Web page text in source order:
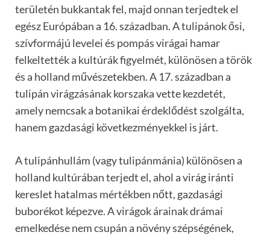
területén bukkantak fel, majd onnan terjedtek el
egész Európában a 16. században. A tulipánok ősi,
szívformájú levelei és pompás virágai hamar
felkeltették a kultúrák figyelmét, különösen a török
és a holland művészetekben. A 17. században a
tulipán virágzásának korszaka vette kezdetét,
amely nemcsak a botanikai érdeklődést szolgálta,
hanem gazdasági következményekkel is járt.
A tulipánhullám (vagy tulipánmánia) különösen a
holland kultúrában terjedt el, ahol a virág iránti
kereslet hatalmas mértékben nőtt, gazdasági
buborékot képezve. A virágok árainak drámai
emelkedése nem csupán a növény szépségének,